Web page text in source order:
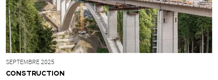
SEPTEMBRE 2025
CONSTRUCTION